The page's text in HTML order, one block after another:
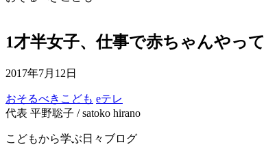
1才半女子、仕事で赤ちゃんやって
2017年7月12日
おそるべきこども eテレ
代表 平野聡子 / satoko hirano
こどもから学ぶ日々ブログ